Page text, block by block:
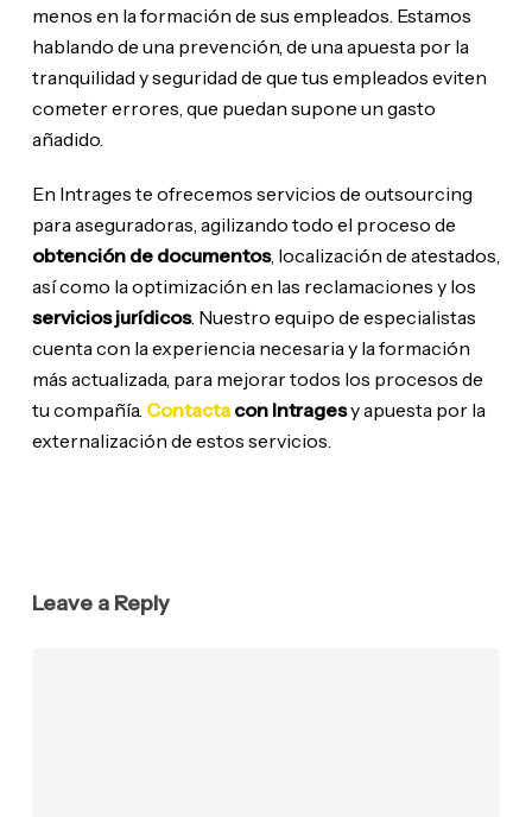
menos en la formación de sus empleados. Estamos
hablando de una prevención, de una apuesta por la
tranquilidad y seguridad de que tus empleados eviten
cometer errores, que puedan supone un gasto
añadido.
En Intrages te ofrecemos servicios de outsourcing
para aseguradoras, agilizando todo el proceso de
obtención de documentos, localización de atestados,
así como la optimización en las reclamaciones y los
servicios jurídicos. Nuestro equipo de especialistas
cuenta con la experiencia necesaria y la formación
más actualizada, para mejorar todos los procesos de
tu compañía. Contactacon Intragesy apuesta por la
externalización de estos servicios.
Leave a Reply